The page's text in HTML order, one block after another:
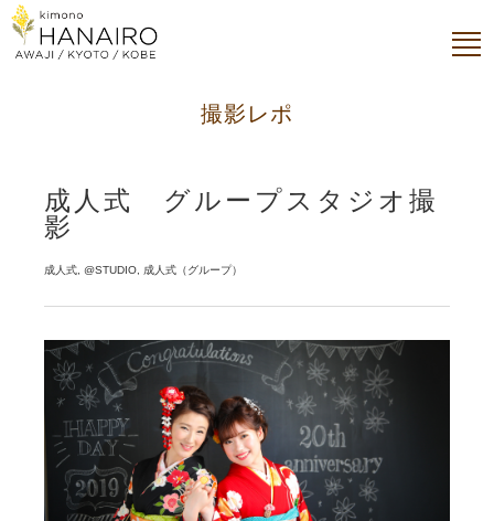
撮影レポ
成人式 グループスタジオ撮
影
成人式, @STUDIO, 成人式（グループ）